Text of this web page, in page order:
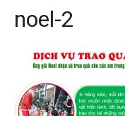
noel-2